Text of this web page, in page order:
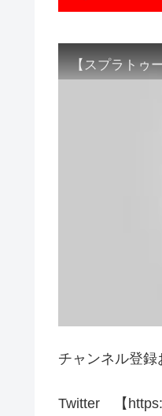
【スプラトゥ
チャンネル登録
Twitter 【